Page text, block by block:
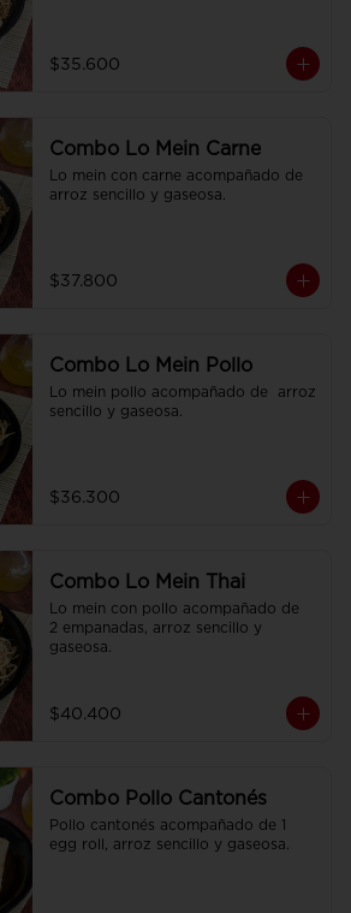
$35.600
Combo Lo Mein Carne
Lo mein con carne acompañado de
arroz sencillo y gaseosa.
$37.800
Combo Lo Mein Pollo
Lo mein pollo acompañado de  arroz
sencillo y gaseosa.
$36.300
Combo Lo Mein Thai
Lo mein con pollo acompañado de
2 empanadas, arroz sencillo y
gaseosa.
$40.400
Combo Pollo Cantonés
Pollo cantonés acompañado de 1
egg roll, arroz sencillo y gaseosa.